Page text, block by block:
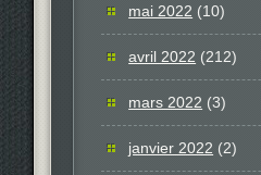
mai 2022 (10)
avril 2022 (212)
mars 2022 (3)
janvier 2022 (2)